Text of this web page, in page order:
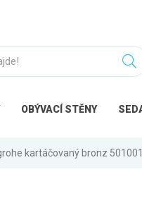
OBÝVACÍ STĚNY
kartáčovaný bronz